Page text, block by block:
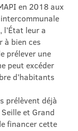
en 2018 aux
l’État leur a
à bien ces
prélever une
peut excéder
d’habitants
prélèvent déjà
et Grand
financer cette